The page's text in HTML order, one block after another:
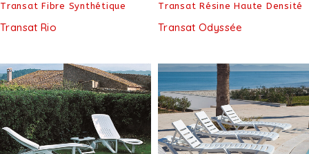
Transat Fibre Synthétique
Transat Rio
Transat Résine Haute Densité
Transat Odyssée